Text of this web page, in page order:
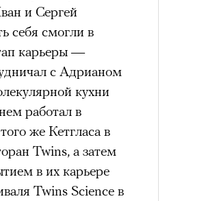
и Сергей
себя смогли в
карьеры —
с Адрианом
кухни
работал в
же Кетгласа в
Twins, а затем
в их карьере
Twins Science в